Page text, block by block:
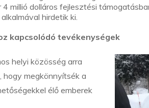
millió dolláros fejlesztési
hirdetik ki.
kapcsolódó tevékenységek
helyi közösség arra
hogy megkönnyítsék a
élő emberek